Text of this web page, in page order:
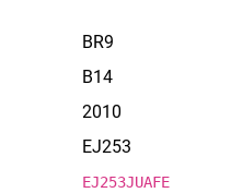
BR9
B14
2010
EJ253
EJ253JUAFE